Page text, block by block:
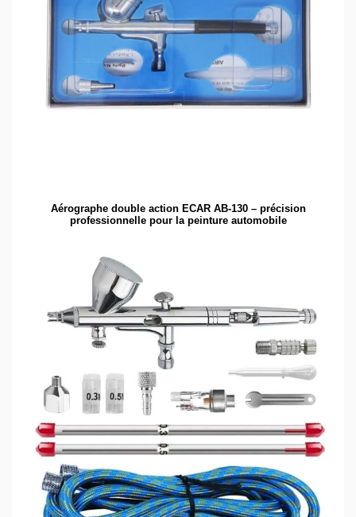
Aérographe double action ECAR AB-130 – précision
professionnelle pour la peinture automobile